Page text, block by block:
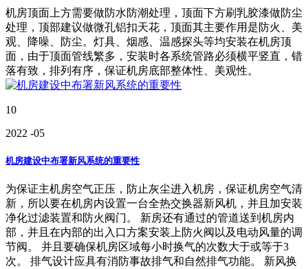
机房顶面上方需要做防水防潮处理，顶面下方刷乳胶漆做防尘
处理，顶部建议做微孔铝扣天花，顶面其主要作用是防火、美
观、降噪、防尘。灯具、烟感、温感探头等均安装在机房顶
面，由于顶面管线繁多，安装时各系统管路必须横平竖直，错
落有致，排列有序，保证机房底部整体性、美观性。
10
2022 -05
机房建设中布署新风系统的重要性
为保证主机房空气正压，防止灰尘进入机房，保证机房空气清
新，所以要在机房内设置一台全热交换器新风机，并且加安装
净化过滤装置和防火阀门。 新房还有通过的管道送到机房内
部，并且在内部的出入口方案安装上防火阀以及电动风量的调
节阀。 并且要确保机房区域每小时换气的次数大于或等于3
次。 排气设计应具有消防事故排气和自然排气功能。 新风换